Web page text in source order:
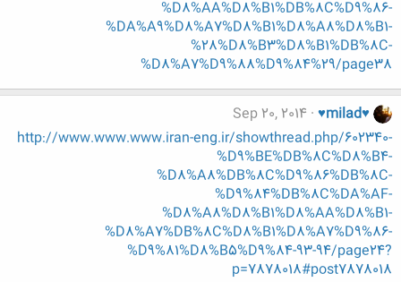
%D8%AA%D8%B1%DB%8C%D9%86-
%DA%A9%D8%A7%D8%B1%D8%A8%D8%B1-
%28%D8%B3%D8%B1%DB%8C-
%D8%A7%D9%88%D9%84%29/page38
♥milad♥
Sep 20, 2014
http://www.www.www.iran-eng.ir/showthread.php/602340-
%D9%BE%DB%8C%D8%B4-
%D8%A8%DB%8C%D9%86%DB%8C-
%D9%84%DB%8C%DA%AF-
%D8%A8%D8%B1%D8%AA%D8%B1-
%D8%A7%DB%8C%D8%B1%D8%A7%D9%86-
%D9%81%D8%B5%D9%84-93-94/page24?
p=7878018#post7878018